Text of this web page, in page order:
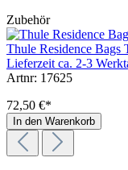
Zubehör
Thule Residence Bags
Lieferzeit ca. 2-3
Artnr: 17625
72,50 €*
In den Warenkorb